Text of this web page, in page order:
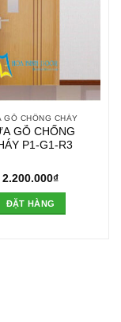
GỖ CHỐNG CHÁY
GỖ CHỐNG
P1-G1-R3
2.200.000₫
ĐẶT HÀNG